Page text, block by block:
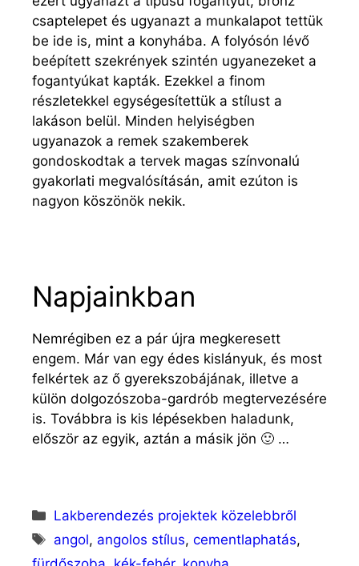
csaptelepet és ugyanazt a munkalapot tettük
be ide is, mint a konyhába. A folyósón lévő
beépített szekrények szintén ugyanezeket a
fogantyúkat kapták. Ezekkel a finom
részletekkel egységesítettük a stílust a
lakáson belül. Minden helyiségben
ugyanazok a remek szakemberek
gondoskodtak a tervek magas színvonalú
gyakorlati megvalósításán, amit ezúton is
nagyon köszönök nekik.
Napjainkban
Nemrégiben ez a pár újra megkeresett
engem. Már van egy édes kislányuk, és most
felkértek az ő gyerekszobájának, illetve a
külön dolgozószoba-gardrób megtervezésére
is. Továbbra is kis lépésekben haladunk,
először az egyik, aztán a másik jön 🙂 …
Kategória
Lakberendezés projektek közelebbről
Címkék
angol, angolos stílus,cementlaphatás,